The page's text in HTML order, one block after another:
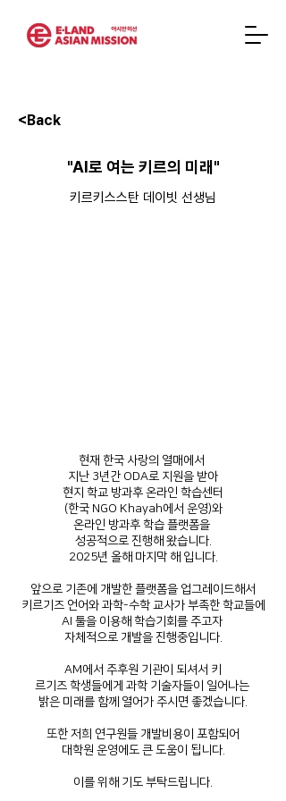
<Back
"AI로 여는 키르의 미래"
키르키스스탄 데이빗 선생님
현재 한국 사랑의 열매에서
지난 3년간 ODA로 지원을 받아
현지 학교 방과후 온라인 학습센터
(한국 NGO Khayah에서 운영)와
온라인 방과후 학습 플랫폼을
성공적으로 진행해 왔습니다.
2025년 올해 마지막 해 입니다.
앞으로 기존에 개발한 플랫폼을 업그레이드해서
키르기즈 언어와 과학-수학 교사가 부족한 학교들에
AI 툴을 이용해 학습기회를 주고자
자체적으로 개발을 진행중입니다.
AM에서 주후원 기관이 되셔서 키
르기즈 학생들에게 과학 기술자들이 일어나는
밝은 미래를 함께 열어가 주시면 좋겠습니다.
또한 저희 연구원들 개발비용이 포함되어
대학원 운영에도 큰 도움이 됩니다.
이를 위해 기도 부탁드립니다.